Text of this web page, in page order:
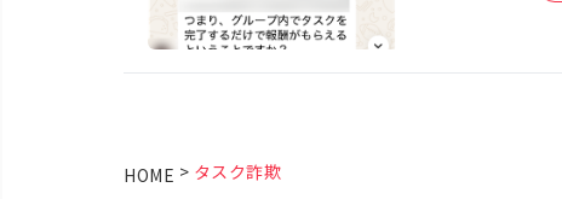
HOME > タスク詐欺